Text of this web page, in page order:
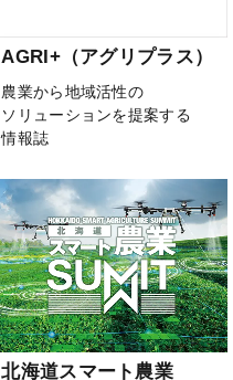
AGRI+（アグリプラス）
農業から地域活性の
ソリューションを提案する
情報誌
北海道スマート農業